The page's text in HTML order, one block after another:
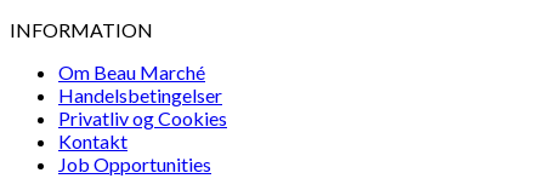
INFORMATION
Om Beau Marché
Handelsbetingelser
Privatliv og Cookies
Kontakt
Job Opportunities